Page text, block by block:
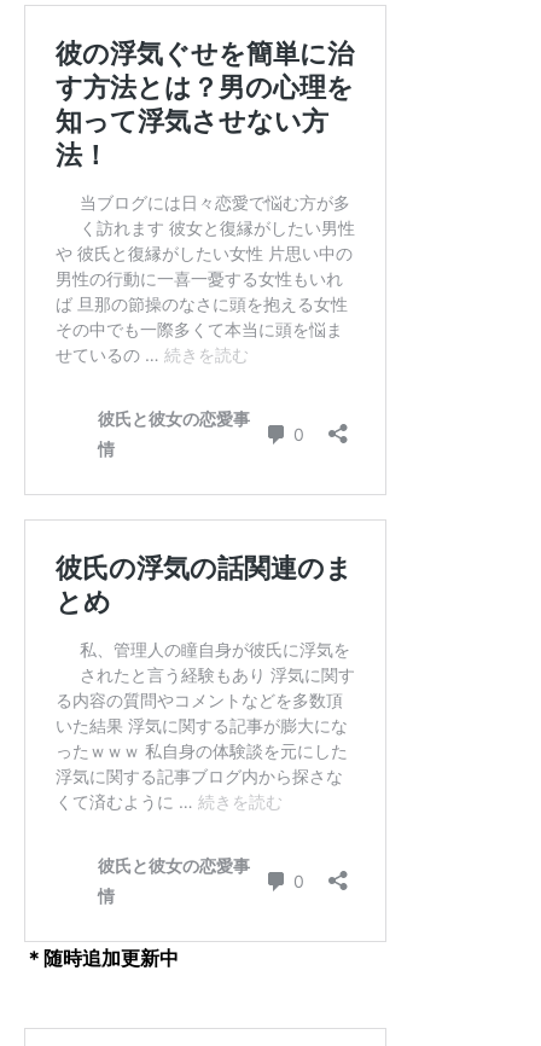
＊随時追加更新中